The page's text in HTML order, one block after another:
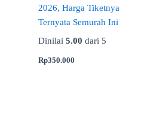
2026, Harga Tiketnya
Ternyata Semurah Ini
Dinilai 5.00 dari 5
Rp350.000